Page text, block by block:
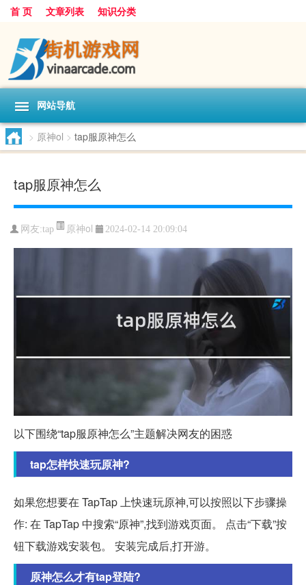
首 页 文章列表 知识分类
网站导航
> 原神ol > tap服原神怎么
tap服原神怎么
网友:tap 原神ol 2024-02-14 20:09:04
以下围绕“tap服原神怎么”主题解决网友的困惑
tap怎样快速玩原神?
如果您想要在 TapTap 上快速玩原神,可以按照以下步骤操
作: 在 TapTap 中搜索“原神”,找到游戏页面。 点击“下载”按
钮下载游戏安装包。 安装完成后,打开游。
原神怎么才有tap登陆?